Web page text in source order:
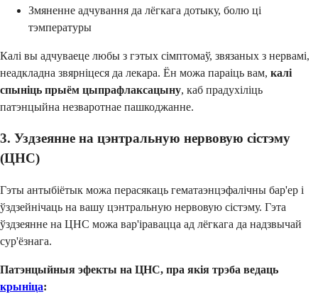
Змяненне адчування да лёгкага дотыку, болю ці
тэмпературы
Калі вы адчуваеце любы з гэтых сімптомаў, звязаных з нервамі,
неадкладна звярніцеся да лекара. Ён можа параіць вам, калі
спыніць прыём цыпрафлаксацыну, каб прадухіліць
патэнцыйна незваротнае пашкоджанне.
3. Уздзеянне на цэнтральную нервовую сістэму
(ЦНС)
Гэты антыбіётык можа перасякаць гематаэнцэфалічны бар'ер і
ўздзейнічаць на вашу цэнтральную нервовую сістэму. Гэта
ўздзеянне на ЦНС можа вар'іравацца ад лёгкага да надзвычай
сур'ёзнага.
Патэнцыйныя эфекты на ЦНС, пра якія трэба ведаць
крыніца: